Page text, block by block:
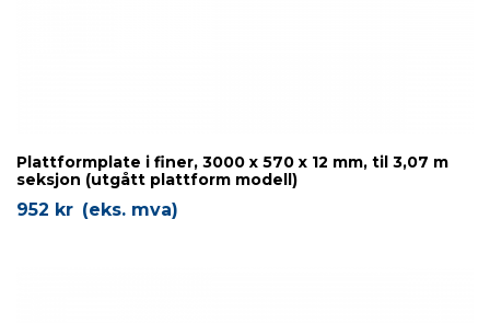
Plattformplate i finer, 3000 x 570 x 12 mm, til 3,07 m
seksjon (utgått plattform modell)
952 kr (eks. mva)